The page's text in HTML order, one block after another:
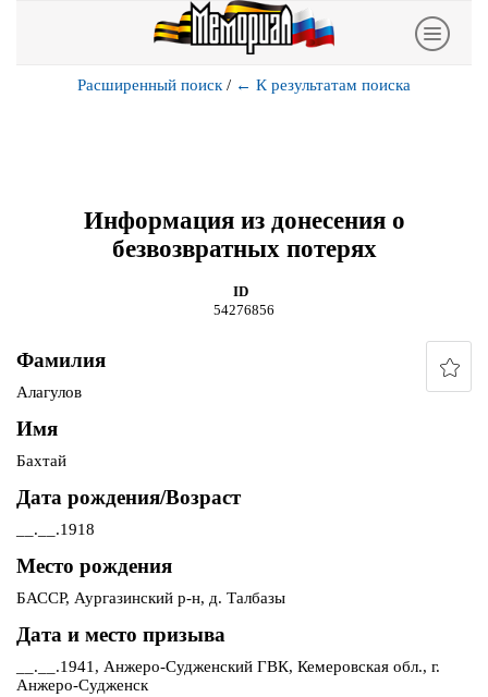
Расширенный поиск / ← К результатам поиска
Информация из донесения о
безвозвратных потерях
ID
54276856
Фамилия
Алагулов
Имя
Бахтай
Дата рождения/Возраст
__.__.1918
Место рождения
БАССР, Аургазинский р-н, д. Талбазы
Дата и место призыва
__.__.1941, Анжеро-Судженский ГВК, Кемеровская обл., г.
Анжеро-Судженск